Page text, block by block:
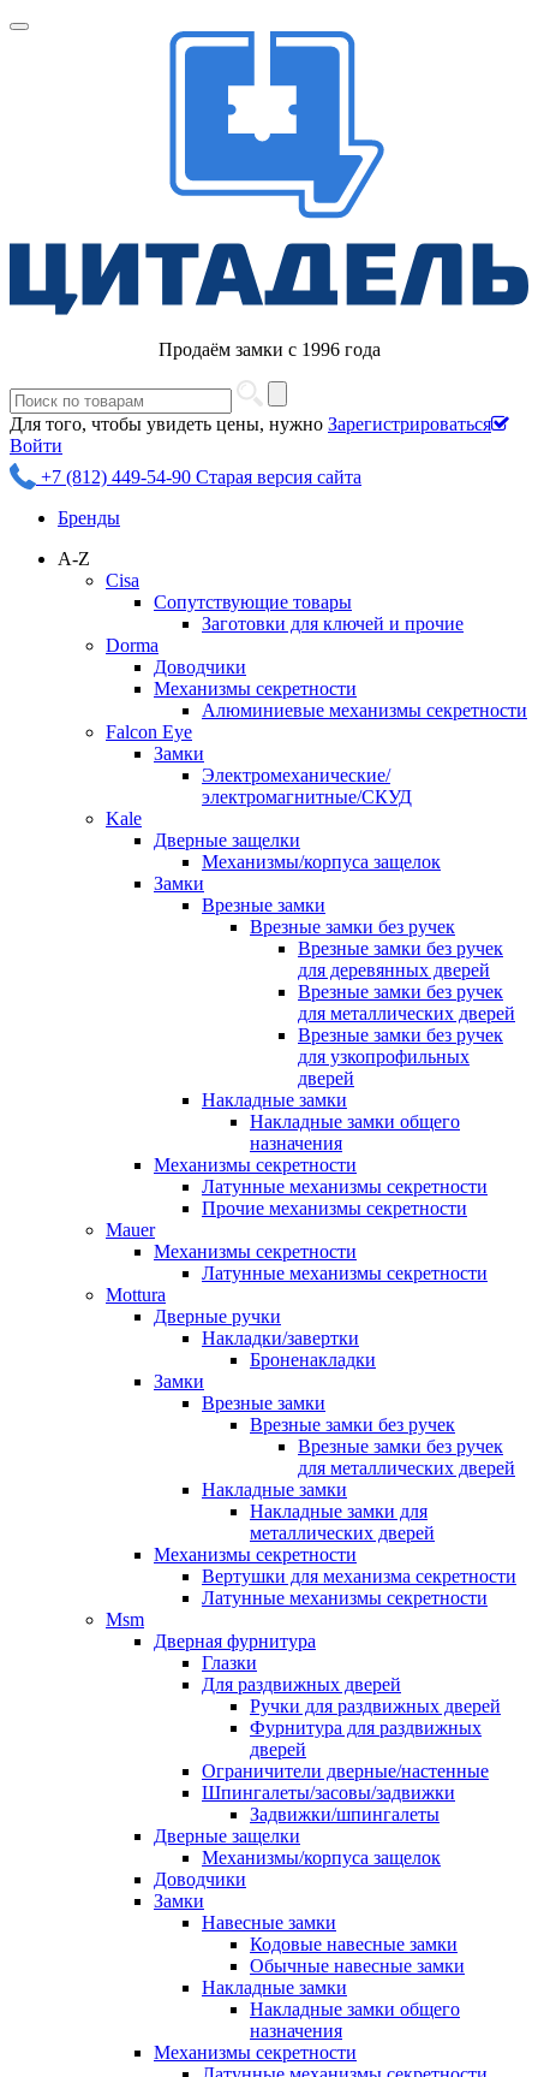
Продаём замки с 1996 года
Для того, чтобы увидеть цены, нужно Зарегистрироваться
Войти
+7 (812) 449-54-90 Старая версия сайта
Бренды
A-Z
Cisa
Сопутствующие товары
Заготовки для ключей и прочие
Dorma
Доводчики
Механизмы секретности
Алюминиевые механизмы секретности
Falcon Eye
Замки
Электромеханические/
электромагнитные/СКУД
Kale
Дверные защелки
Механизмы/корпуса защелок
Замки
Врезные замки
Врезные замки без ручек
Врезные замки без ручек
для деревянных дверей
Врезные замки без ручек
для металлических дверей
Врезные замки без ручек
для узкопрофильных
дверей
Накладные замки
Накладные замки общего
назначения
Механизмы секретности
Латунные механизмы секретности
Прочие механизмы секретности
Mauer
Механизмы секретности
Латунные механизмы секретности
Mottura
Дверные ручки
Накладки/завертки
Броненакладки
Замки
Врезные замки
Врезные замки без ручек
Врезные замки без ручек
для металлических дверей
Накладные замки
Накладные замки для
металлических дверей
Механизмы секретности
Вертушки для механизма секретности
Латунные механизмы секретности
Msm
Дверная фурнитура
Глазки
Для раздвижных дверей
Ручки для раздвижных дверей
Фурнитура для раздвижных
дверей
Ограничители дверные/настенные
Шпингалеты/засовы/задвижки
Задвижки/шпингалеты
Дверные защелки
Механизмы/корпуса защелок
Доводчики
Замки
Навесные замки
Кодовые навесные замки
Обычные навесные замки
Накладные замки
Накладные замки общего
назначения
Механизмы секретности